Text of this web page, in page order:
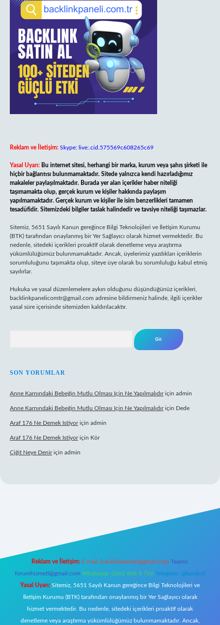
Reklam ve İletişim: Skype: live:.cid.575569c608265c69
Yasal Uyarı: Bu internet sitesi, herhangi bir marka, kurum veya şahıs şirketi ile
hiçbir bağlantısı bulunmamaktadır. Sitede yalnızca kendi hazırladığımız
makaleler paylaşılmaktadır. Burada yer alan içerikler haber niteliği
taşımamakta olup, gerçek kurum ve kişiler hakkında paylaşım
yapılmamaktadır. Gerçek kurum ve kişiler ile isim benzerlikleri tamamen
tesadüfidir. Sitemizdeki bilgiler taslak halindedir ve tavsiye niteliği taşımazlar.
Sitemiz, 5651 Sayılı Kanun gereğince Bilgi Teknolojileri ve İletişim Kurumu
(BTK) tarafından onaylanmış bir Yer Sağlayıcı olarak hizmet vermektedir. Bu
nedenle, sitedeki içerikleri proaktif olarak denetleme veya araştırma
yükümlülüğümüz bulunmamaktadır. Ancak, üyelerimiz yazdıkları içeriklerin
sorumluluğunu taşımakta olup, siteye üye olarak bu sorumluluğu kabul etmiş
sayılırlar.
Hukuka ve yasal düzenlemelere aykırı olduğunu düşündüğünüz içerikleri,
backlinkpanelicomtr@gmail.com adresine bildirmeniz halinde, ilgili içerikler
yasal süre içerisinde sitemizden kaldırılacaktır.
SON YORUMLAR
Anne Karnındaki Bebeğin Mutlu Olması Için Ne Yapılmalıdıriçin admin
Anne Karnındaki Bebeğin Mutlu Olması Için Ne Yapılmalıdıriçin Dede
Araf 176 Ne Demek Istiyoriçin admin
Araf 176 Ne Demek Istiyoriçin Kör
Çiğit Neye Deniriçin admin
Reklam ve İletişim: E-mail: backlinkpaneli@gmail.com Teams:
forumhizmeti@gmail.com Whatsapp: 0262 606 0 726 Telegram: @karabul
Yasal Uyarı: Sitemiz, 5651 Sayılı Kanun gereğince Bilgi Teknolojileri ve
İletişim Kurumu (BTK) tarafından onaylanmış bir Yer Sağlayıcı olarak
hizmet vermektedir. Bu nedenle, sitedeki içerikleri proaktif olarak
denetleme veya araştırma yükümlülüğümüz bulunmamaktadır. Ancak,